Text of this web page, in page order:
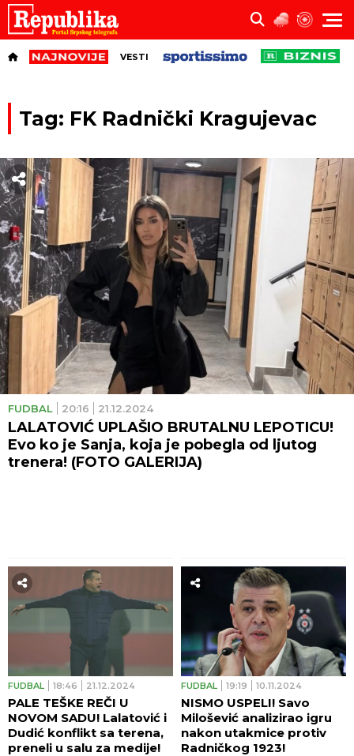
VESTI
Tag: FK Radnički Kragujevac
FUDBAL 20:16 21.12.2024
LALATOVIĆ UPLAŠIO BRUTALNU LEPOTICU!
Evo ko je Sanja, koja je pobegla od ljutog
trenera! (FOTO GALERIJA)
FUDBAL 18:46 21.12.2024
PALE TEŠKE REČI U
NOVOM SADU! Lalatović i
Dudić konflikt sa terena,
preneli u salu za medije!
FUDBAL 19:19 10.11.2024
NISMO USPELI! Savo
Milošević analizirao igru
nakon utakmice protiv
Radničkog 1923!